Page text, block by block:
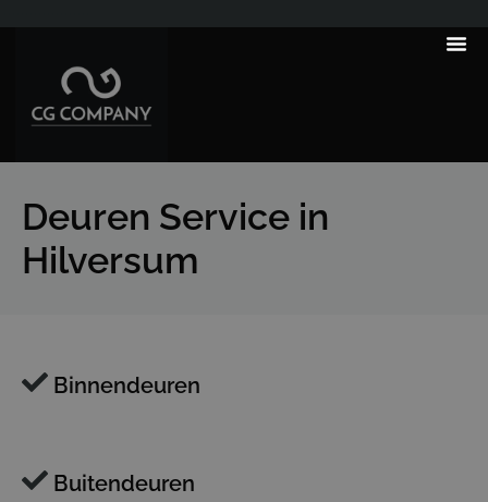
Deuren Service in
Hilversum
Binnendeuren
Buitendeuren